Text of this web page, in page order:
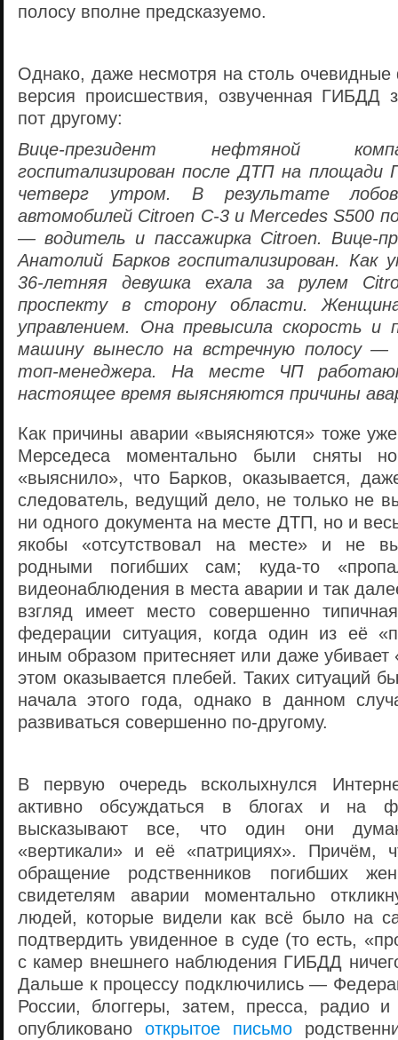
полосу вполне предсказуемо.
Однако, даже несмотря на столь
версия происшествия, озвученная ГИБДД
пот другому:
Вице-президент нефтяной
госпитализирован после ДТП на площади
четверг утром. В результате
автомобилей Citroen C-3 и Mercedes S500
— водитель и пассажирка Citroen. Вице-
Анатолий Барков госпитализирован. Как
36-летняя девушка ехала за рулем
проспекту в сторону области.
управлением. Она превысила скорость и
машину вынесло на встречную полосу —
топ-менеджера. На месте ЧП
настоящее время выясняются причины
Как причины аварии «выясняются» тоже
Мерседеса моментально были сняты
«выяснило», что Барков, оказывается,
следователь, ведущий дело, не только не
ни одного документа на месте ДТП, но и
якобы «отсутствовал на месте» и не
родными погибших сам; куда-то
видеонаблюдения в места аварии и так
взгляд имеет место совершенно
федерации ситуация, когда один из её
иным образом притесняет или даже убивает
этом оказывается плебей. Таких ситуаций
начала этого года, однако в данном
развиваться совершенно по-другому.
В первую очередь всколыхнулся
активно обсуждаться в блогах и на
высказывают все, что один они
«вертикали» и её «патрициях». Причём,
обращение родственников погибших
свидетелям аварии моментально
людей, которые видели как всё было на
подтвердить увиденное в суде (то есть,
с камер внешнего наблюдения ГИБДД
Дальше к процессу подключились —
России, блоггеры, затем, пресса, радио
опубликовано открытое письмо